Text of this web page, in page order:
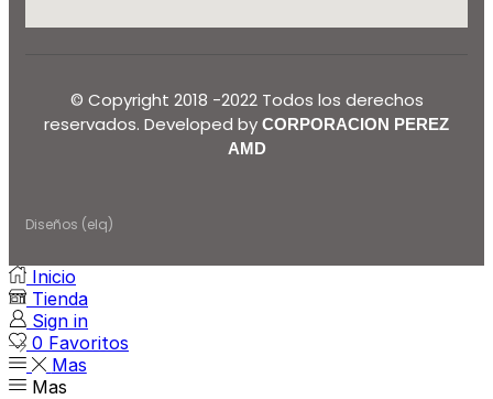
© Copyright 2018 -2022 Todos los derechos
reservados. Developed by CORPORACION PEREZ
AMD
Diseños (elq)
Inicio
Tienda
Sign in
0 Favoritos
Mas
Mas